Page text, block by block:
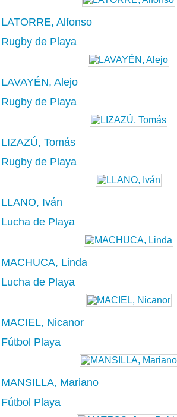
LATORRE, Alfonso
Rugby de Playa
LAVAYÉN, Alejo
Rugby de Playa
LIZAZÚ, Tomás
Rugby de Playa
LLANO, Iván
Lucha de Playa
MACHUCA, Linda
Lucha de Playa
MACIEL, Nicanor
Fútbol Playa
MANSILLA, Mariano
Fútbol Playa